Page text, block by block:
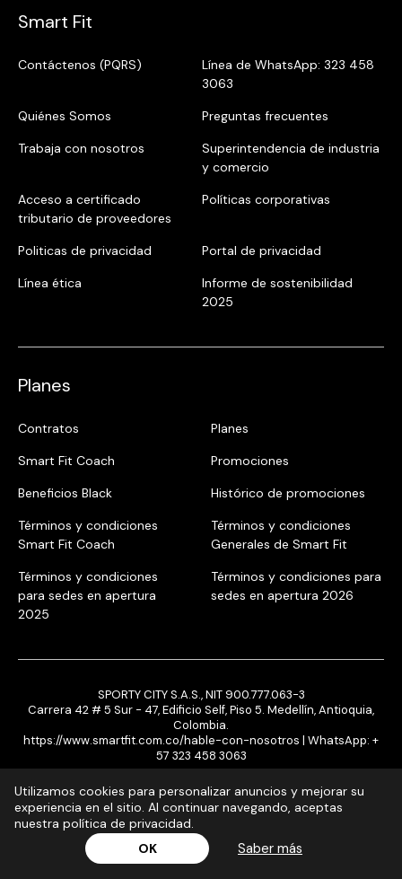
¡Inscribite ya!
Smart Fit
Contáctenos (PQRS)
Línea de WhatsApp: 323 458
3063
Quiénes Somos
Preguntas frecuentes
Trabaja con nosotros
Superintendencia de industria
y comercio
Acceso a certificado
tributario de proveedores
Políticas corporativas
Politicas de privacidad
Portal de privacidad
Línea ética
Informe de sostenibilidad
2025
Planes
Contratos
Planes
Smart Fit Coach
Promociones
Beneficios Black
Histórico de promociones
Términos y condiciones
Smart Fit Coach
Términos y condiciones
Generales de Smart Fit
Términos y condiciones
para sedes en apertura
2025
Términos y condiciones para
sedes en apertura 2026
SPORTY CITY S.A.S., NIT 900.777.063-3
Carrera 42 # 5 Sur - 47, Edificio Self, Piso 5. Medellín, Antioquia,
Colombia.
https://www.smartfit.com.co/hable-con-nosotros | WhatsApp: +
57 323 458 3063
Utilizamos cookies para personalizar anuncios y mejorar su
experiencia en el sitio. Al continuar navegando, aceptas
nuestra política de privacidad.
OK
Saber más